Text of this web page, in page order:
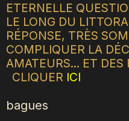
ETERNELLE
LE LONG DU
RÉPONSE, TRÈS
COMPLIQUER LA
AMATEURS... ET DES
CLIQUER ICI
bagues